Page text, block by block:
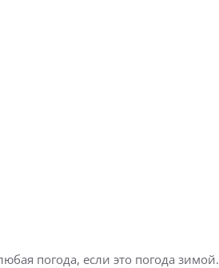
погода, если это погода зимой.